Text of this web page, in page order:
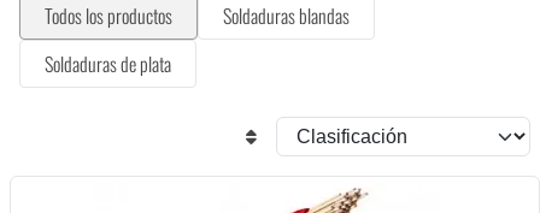
Todos los productos
Soldaduras blandas
Soldaduras de plata